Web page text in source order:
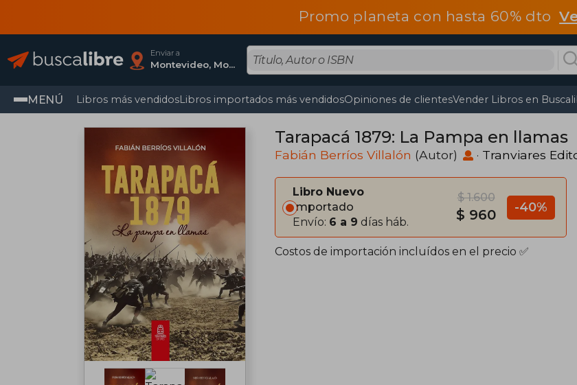
Promo planeta con hasta 60% dto
Enviar a
Montevideo, Montevideo
MENÚ Libros más vendidosLibros importados más vendidosOpiniones de clientesVender Libros en
Tarapacá 1879: La Pampa en llamas
Fabián Berríos Villalón (Autor) · Tranviares
Libro Nuevo
Importado
Envío: 6 a 9 días háb.
$ 1.600
$ 960 -40%
Costos de importación incluídos en el precio ✅